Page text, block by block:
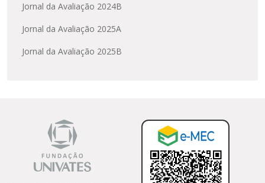
Jornal da Avaliação 2024B
Jornal da Avaliação 2025A
Jornal da Avaliação 2025B